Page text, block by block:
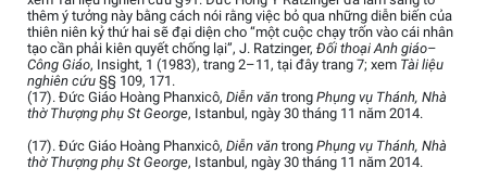
thêm ý tưởng này bằng cách nói rằng việc bỏ qua những diễn biến của
thiên niên kỷ thứ hai sẽ đại diện cho “một cuộc chạy trốn vào cái nhân
tạo cần phải kiên quyết chống lại”, J. Ratzinger, Đối thoại Anh giáo–
Công Giáo, Insight, 1 (1983), trang 2–11, tại đây trang 7; xem Tài liệu
nghiên cứu §§ 109, 171.
(17). Đức Giáo Hoàng Phanxicô, Diễn văn trong Phụng vụ Thánh, Nhà
thờ Thượng phụ St George, Istanbul, ngày 30 tháng 11 năm 2014.
(17). Đức Giáo Hoàng Phanxicô, Diễn văn trong Phụng vụ Thánh, Nhà
thờ Thượng phụ St George, Istanbul, ngày 30 tháng 11 năm 2014.